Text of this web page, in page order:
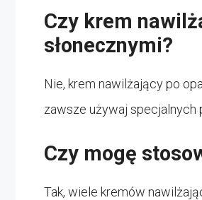
Czy krem
słonecznymi?
Nie, krem nawilżający po
zawsze używaj specjalnych
Czy mogę
Tak, wiele kremów